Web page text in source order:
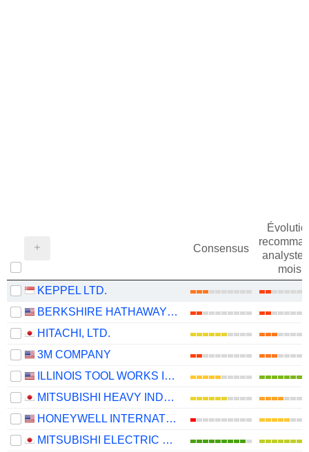
Consensus
mois
KEPPEL LTD.
BERKSHIRE HATHAWAY INC.
HITACHI, LTD.
3M COMPANY
ILLINOIS TOOL WORKS INC.
MITSUBISHI HEAVY INDUSTRIES, LTD.
HONEYWELL INTERNATIONAL INC.
MITSUBISHI ELECTRIC CORPORATION